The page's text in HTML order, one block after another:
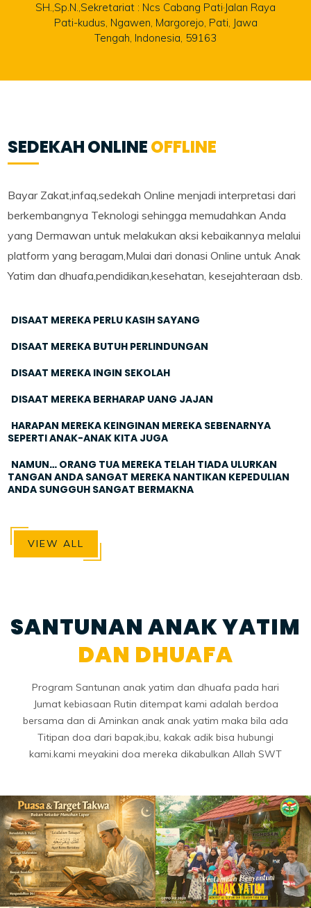
SH.,Sp.N.,Sekretariat : Ncs Cabang Pati·Jalan Raya
Pati-kudus, Ngawen, Margorejo, Pati, Jawa
Tengah, Indonesia, 59163
SEDEKAH ONLINEOFFLINE
Bayar Zakat,infaq,sedekah Online menjadi interpretasi dari
berkembangnya Teknologi sehingga memudahkan Anda
yang Dermawan untuk melakukan aksi kebaikannya melalui
platform yang beragam,Mulai dari donasi Online untuk Anak
Yatim dan dhuafa,pendidikan,kesehatan, kesejahteraan dsb.
DISAAT MEREKA PERLU KASIH SAYANG
DISAAT MEREKA BUTUH PERLINDUNGAN
DISAAT MEREKA INGIN SEKOLAH
DISAAT MEREKA BERHARAP UANG JAJAN
HARAPAN MEREKA KEINGINAN MEREKA SEBENARNYA
SEPERTI ANAK-ANAK KITA JUGA
NAMUN… ORANG TUA MEREKA TELAH TIADA ULURKAN
TANGAN ANDA SANGAT MEREKA NANTIKAN KEPEDULIAN
ANDA SUNGGUH SANGAT BERMAKNA
VIEW ALL
SANTUNAN ANAK YATIM
DAN DHUAFA
Program Santunan anak yatim dan dhuafa pada hari
Jumat kebiasaan Rutin ditempat kami adalah berdoa
bersama dan di Aminkan anak anak yatim maka bila ada
Titipan doa dari bapak,ibu, kakak adik bisa hubungi
kami.kami meyakini doa mereka dikabulkan Allah SWT